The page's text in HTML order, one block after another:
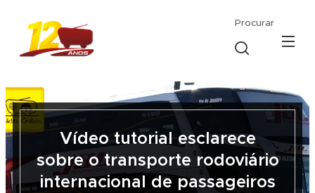
Procurar
Vídeo tutorial esclarece
sobre o transporte rodoviário
internacional de passageiros